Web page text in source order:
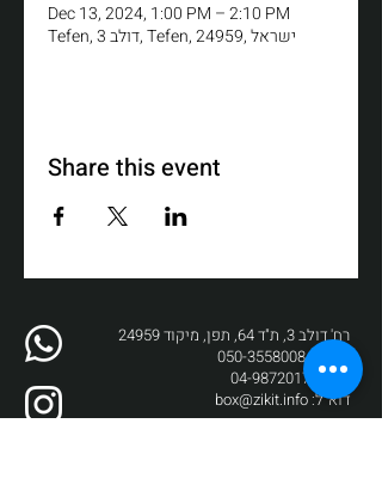
Dec 13, 2024, 1:00 PM – 2:10 PM
Tefen, דולב 3, Tefen, 24959, ישראל
Share this event
רח' דולב 3, ת"ד 64, תפן, מיקוד 24959
טלפון:050-3558008
פקס: 04-9872017
דוא"ל:box@zikit.info